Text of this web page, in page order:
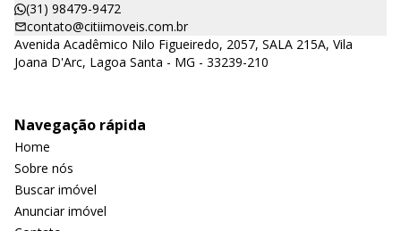
(31) 98479-9472
contato@citiimoveis.com.br
Avenida Acadêmico Nilo Figueiredo, 2057, SALA 215A, Vila
Joana D'Arc, Lagoa Santa - MG - 33239-210
Navegação rápida
Home
Sobre nós
Buscar imóvel
Anunciar imóvel